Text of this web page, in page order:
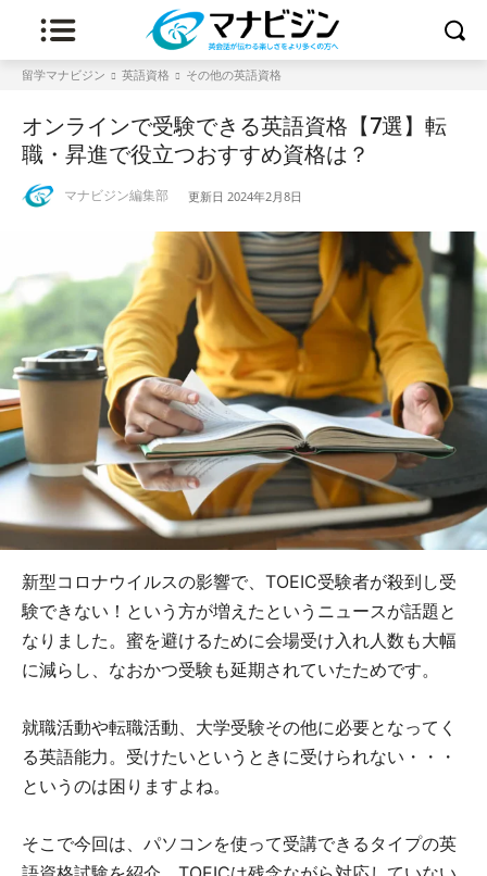
留学マナビジン 英語資格 その他の英語資格
オンラインで受験できる英語資格【7選】転
職・昇進で役立つおすすめ資格は？
マナビジン編集部 更新日 2024年2月8日
新型コロナウイルスの影響で、TOEIC受験者が殺到し受
験できない！という方が増えたというニュースが話題と
なりました。蜜を避けるために会場受け入れ人数も大幅
に減らし、なおかつ受験も延期されていたためです。
就職活動や転職活動、大学受験その他に必要となってく
る英語能力。受けたいというときに受けられない・・・
というのは困りますよね。
そこで今回は、パソコンを使って受講できるタイプの英